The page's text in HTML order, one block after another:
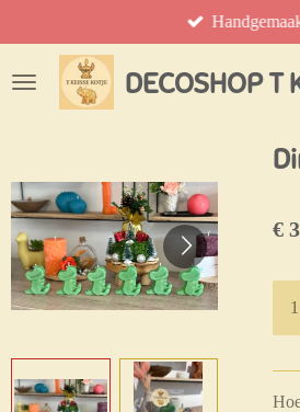
direct
naar
DECOSHOP T
€